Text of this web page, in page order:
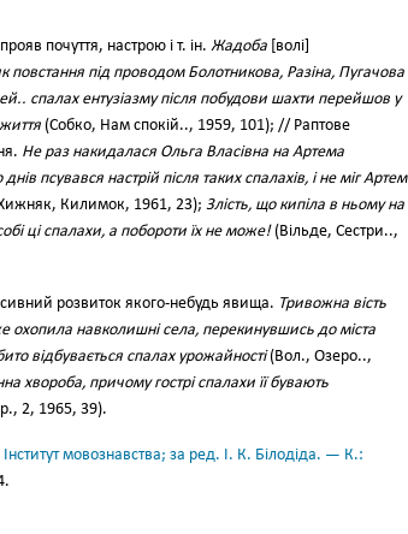
почуття, настрою і т. ін. Жадоба [волі]
повстання під проводом Болотникова, Разіна, Пугачова
спалах ентузіазму після побудови шахти перейшов у
(Собко, Нам спокій.., 1959, 101); // Раптове
Не раз накидалася Ольга Власівна на Артема
псувався настрій після таких спалахів, і не міг Артем
Килимок, 1961, 23); Злість, що кипіла в ньому на
ці спалахи, а побороти їх не може!(Вільде, Сестри..,
розвиток якого-небудь явища. Тривожна вість
охопила навколишні села, перекинувшись до міста
відбувається спалах урожайності(Вол., Озеро..,
хвороба, причому гострі спалахи її бувають
2, 1965, 39).
мовознавства; за ред. І. К. Білодіда. — К.: